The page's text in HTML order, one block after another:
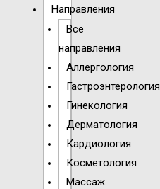
Направления
Все
направления
Аллергология
Гастроэнтерология
Гинекология
Дерматология
Кардиология
Косметология
Массаж